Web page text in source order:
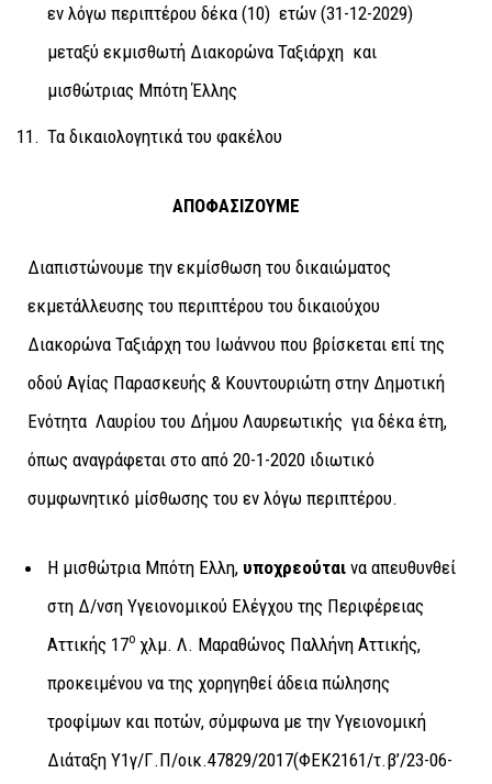
εν λόγω περιπτέρου δέκα (10) ετών (31-12-2029)
μεταξύ εκμισθωτή Διακορώνα Ταξιάρχη και
μισθώτριας Μπότη Έλλης
Τα δικαιολογητικά του φακέλου
ΑΠΟΦΑΣΙΖΟΥΜΕ
Διαπιστώνουμε την εκμίσθωση του δικαιώματος
εκμετάλλευσης του περιπτέρου του δικαιούχου
Διακορώνα Ταξιάρχη του Ιωάννου που βρίσκεται επί της
οδού Αγίας Παρασκευής & Κουντουριώτη στην Δημοτική
Ενότητα Λαυρίου του Δήμου Λαυρεωτικής για δέκα έτη,
όπως αναγράφεται στο από 20-1-2020 ιδιωτικό
συμφωνητικό μίσθωσης του εν λόγω περιπτέρου.
Η μισθώτρια Μπότη Ελλη, υποχρεούται να απευθυνθεί
στη Δ/νση Υγειονομικού Ελέγχου της Περιφέρειας
Αττικής 17ο χλμ. Λ. Μαραθώνος Παλλήνη Αττικής,
προκειμένου να της χορηγηθεί άδεια πώλησης
τροφίμων και ποτών, σύμφωνα με την Υγειονομική
Διάταξη Υ1γ/Γ.Π/οικ.47829/2017(ΦΕΚ2161/τ.β’/23-06-